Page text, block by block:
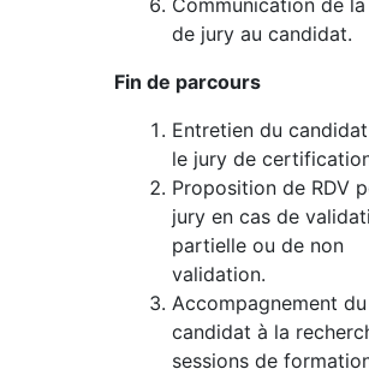
de jury au candidat.
Fin de parcours
Entretien du
le jury de
Proposition de RDV
jury en cas de
partielle ou de non
validation.
Accompagnement du
candidat à la
sessions de